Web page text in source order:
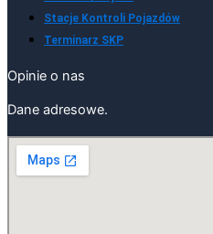
Stacje Kontroli Pojazdów
Terminarz SKP
Opinie o nas
Dane adresowe.